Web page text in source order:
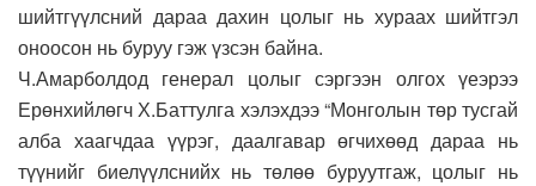
шийтгүүлсний дараа дахин цолыг нь хураах шийтгэл
оноосон нь буруу гэж үзсэн байна.
Ч.Амарболдод генерал цолыг сэргээн олгох үеэрээ
Ерөнхийлөгч Х.Баттулга хэлэхдээ “Монголын төр тусгай
алба хаагчдаа үүрэг, даалгавар өгчихөөд дараа нь
түүнийг биелүүлснийх нь төлөө буруутгаж, цолыг нь